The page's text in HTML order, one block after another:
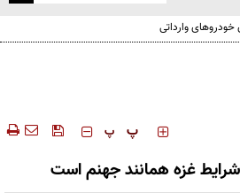
وارداتی
‍‍‍ پ پ
غزه همانند جهنم است